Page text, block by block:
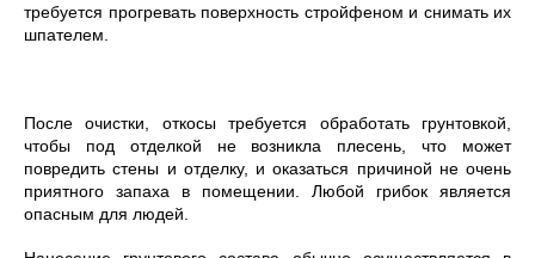
требуется прогревать поверхность стройфеном и снимать их
шпателем.
После очистки, откосы требуется обработать грунтовкой,
чтобы под отделкой не возникла плесень, что может
повредить стены и отделку, и оказаться причиной не очень
приятного запаха в помещении. Любой грибок является
опасным для людей.